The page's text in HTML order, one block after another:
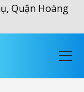
Quận Hoàng